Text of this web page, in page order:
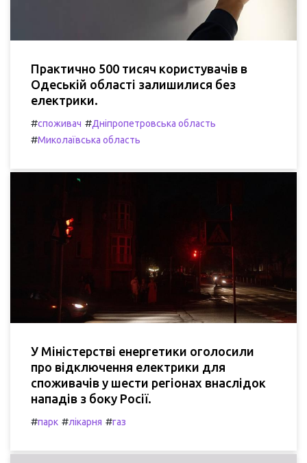
Практично 500 тисяч користувачів в
Одеській області залишилися без
електрики.
#споживач #Дніпропетровська область
#Миколаївська область
У Міністерстві енергетики оголосили
про відключення електрики для
споживачів у шести регіонах внаслідок
нападів з боку Росії.
#парк #лікарня #газ